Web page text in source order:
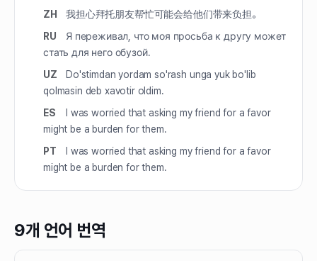
ZH
我担心拜托朋友帮忙可能会给他们带来负担。
RU
Я переживал, что моя просьба к другу может
стать для него обузой.
UZ
Do'stimdan yordam so'rash unga yuk bo'lib
qolmasin deb xavotir oldim.
ES
I was worried that asking my friend for a favor
might be a burden for them.
PT
I was worried that asking my friend for a favor
might be a burden for them.
9개 언어 번역